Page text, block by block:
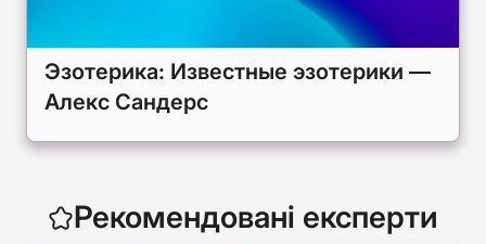
Эзотерика: Известные эзотерики —
Алекс Сандерс
Рекомендовані експерти